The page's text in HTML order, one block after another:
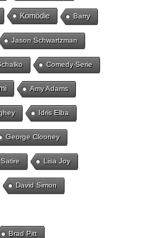
Komödie Barry
Jason Schwartzman
Comedy-Serie
Amy Adams
Idris Elba
George Clooney
Satire Lisa Joy
David Simon
Brad Pitt